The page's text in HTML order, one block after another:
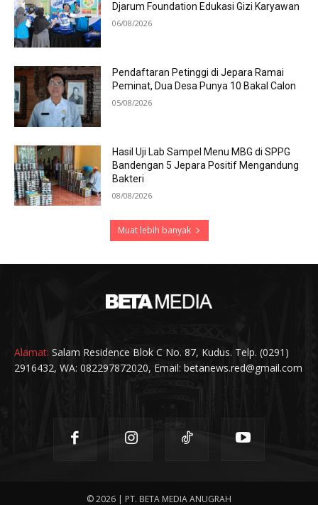
Djarum Foundation Edukasi Gizi Karyawan
06/08/2026
Pendaftaran Petinggi di Jepara Ramai
Peminat, Dua Desa Punya 10 Bakal Calon
05/08/2026
Hasil Uji Lab Sampel Menu MBG di SPPG
Bandengan 5 Jepara Positif Mengandung
Bakteri
08/08/2026
Muat lebih banyak
Alamat: Salam Residence Blok C No. 87, Kudus. Telp. (0291)
2916432, WA: 082297872020, Email: betanews.red@gmail.com
© 2026 | PT. BETA MEDIA ANUGRAH